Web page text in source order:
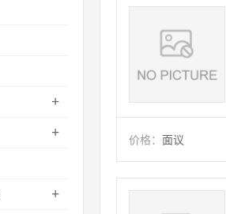
+
+
+
价格： 面议